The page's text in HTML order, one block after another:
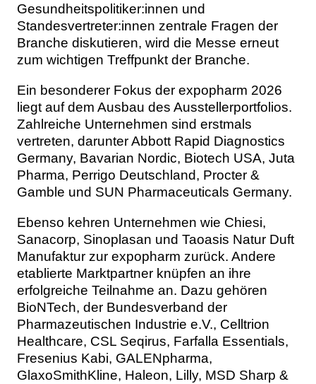
Gesundheitspolitiker:innen und
Standesvertreter:innen zentrale Fragen der
Branche diskutieren, wird die Messe erneut
zum wichtigen Treffpunkt der Branche.
Ein besonderer Fokus der expopharm 2026
liegt auf dem Ausbau des Ausstellerportfolios.
Zahlreiche Unternehmen sind erstmals
vertreten, darunter Abbott Rapid Diagnostics
Germany, Bavarian Nordic, Biotech USA, Juta
Pharma, Perrigo Deutschland, Procter &
Gamble und SUN Pharmaceuticals Germany.
Ebenso kehren Unternehmen wie Chiesi,
Sanacorp, Sinoplasan und Taoasis Natur Duft
Manufaktur zur expopharm zurück. Andere
etablierte Marktpartner knüpfen an ihre
erfolgreiche Teilnahme an. Dazu gehören
BioNTech, der Bundesverband der
Pharmazeutischen Industrie e.V., Celltrion
Healthcare, CSL Seqirus, Farfalla Essentials,
Fresenius Kabi, GALENpharma,
GlaxoSmithKline, Haleon, Lilly, MSD Sharp &